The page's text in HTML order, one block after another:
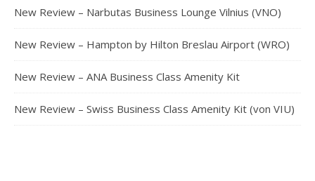
New Review – Narbutas Business Lounge Vilnius (VNO)
New Review – Hampton by Hilton Breslau Airport (WRO)
New Review – ANA Business Class Amenity Kit
New Review – Swiss Business Class Amenity Kit (von VIU)